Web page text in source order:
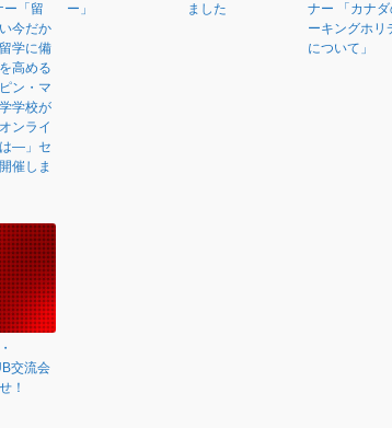
ー「留
今だか
学に備
高める
ン・マ
学校が
ンライ
―」セ
催しま
ー」
ました
ナー 「カナダ
ーキングホリ
について」
交流会
！